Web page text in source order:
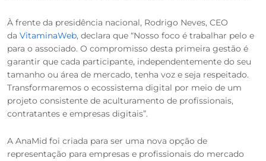
À frente da presidência nacional, Rodrigo Neves, CEO
da VitaminaWeb, declara que “Nosso foco é trabalhar pelo e
para o associado. O compromisso desta primeira gestão é
garantir que cada participante, independentemente do seu
tamanho ou área de mercado, tenha voz e seja respeitado.
Transformaremos o ecossistema digital por meio de um
projeto consistente de aculturamento de profissionais,
contratantes e empresas digitais”.
A AnaMid foi criada para ser uma nova opção de
representação para empresas e profissionais do mercado